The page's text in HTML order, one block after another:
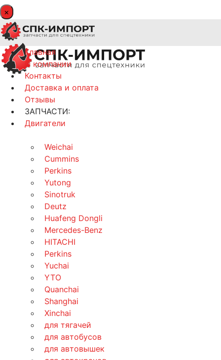
×
Главная
О компании
Контакты
Доставка и оплата
Отзывы
ЗАПЧАСТИ:
Двигатели
Weichai
Cummins
Perkins
Yutong
Sinotruk
Deutz
Huafeng Dongli
Mercedes-Benz
HITACHI
Perkins
Yuchai
YTO
Quanchai
Shanghai
Xinchai
для тягачей
для автобусов
для автовышек